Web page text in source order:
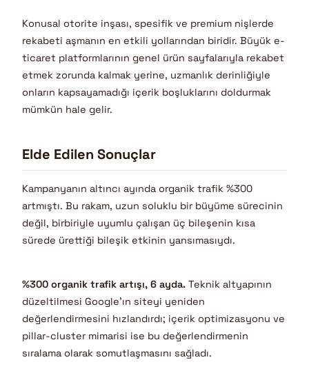
Konusal otorite inşası, spesifik ve premium nişlerde
rekabeti aşmanın en etkili yollarından biridir. Büyük e-
ticaret platformlarının genel ürün sayfalarıyla rekabet
etmek zorunda kalmak yerine, uzmanlık derinliğiyle
onların kapsayamadığı içerik boşluklarını doldurmak
mümkün hale gelir.
Elde Edilen Sonuçlar
Kampanyanın altıncı ayında organik trafik %300
artmıştı. Bu rakam, uzun soluklu bir büyüme sürecinin
değil, birbiriyle uyumlu çalışan üç bileşenin kısa
sürede ürettiği bileşik etkinin yansımasıydı.
%300 organik trafik artışı, 6 ayda. Teknik altyapının
düzeltilmesi Google’ın siteyi yeniden
değerlendirmesini hızlandırdı; içerik optimizasyonu ve
pillar-cluster mimarisi ise bu değerlendirmenin
sıralama olarak somutlaşmasını sağladı.